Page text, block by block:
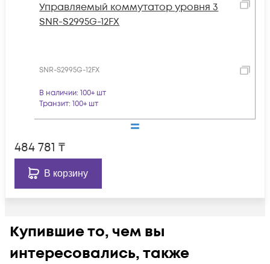
Управляемый коммутатор уровня 3
SNR-S2995G-12FX
SNR-S2995G-12FX
В наличии: 100+ шт
Транзит: 100+ шт
484 781 ₸
В корзину
Купившие то, чем вы
интересовались, также